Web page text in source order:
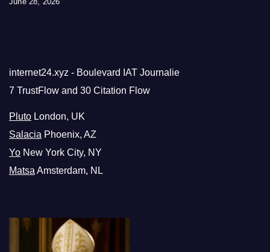
internet24.xyz - Boulevard IAT Journalie
7 TrustFlow and 30 Citation Flow
Pluto London, UK
Salacia Phoenix, AZ
Yo New York City, NY
Matsa Amsterdam, NL